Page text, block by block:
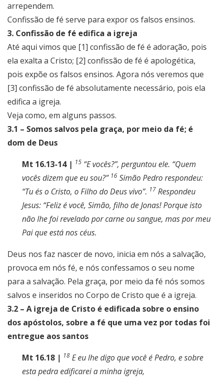
arrependem.
Confissão de fé serve para expor os falsos ensinos.
3. Confissão de fé edifica a igreja
Até aqui vimos que [1] confissão de fé é adoração, pois
ela exalta a Cristo; [2] confissão de fé é apologética,
pois expõe os falsos ensinos. Agora nós veremos que
[3] confissão de fé absolutamente necessário, pois ela
edifica a igreja.
Veja como, em alguns passos.
3.1 – Somos salvos pela graça, por meio da fé; é
dom de Deus
Mt 16.13-14 | 15 “E vocês?”, perguntou ele. “Quem
vocês dizem que eu sou?” 16 Simão Pedro respondeu:
“Tu és o Cristo, o Filho do Deus vivo”. 17 Respondeu
Jesus: “Feliz é você, Simão, filho de Jonas! Porque isto
não lhe foi revelado por carne ou sangue, mas por meu
Pai que está nos céus.
Deus nos faz nascer de novo, inicia em nós a salvação,
provoca em nós fé, e nós confessamos o seu nome
para a salvação. Pela graça, por meio da fé nós somos
salvos e inseridos no Corpo de Cristo que é a igreja.
3.2 – A igreja de Cristo é edificada sobre o ensino
dos apóstolos, sobre a fé que uma vez por todas foi
entregue aos santos
Mt 16.18 | 18 E eu lhe digo que você é Pedro, e sobre
esta pedra edificarei a minha igreja,